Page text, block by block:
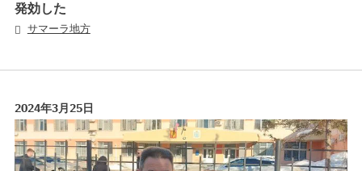
発効した
サマーラ地方
2024年3月25日